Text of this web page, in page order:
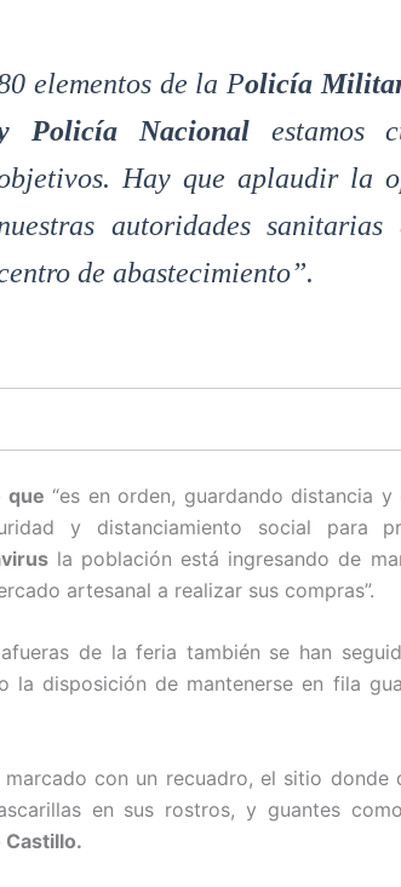
elementos de la Policía
Policía Nacionalestamos
Hay que aplaudir la
autoridades
de abastecimiento”.
que “es en orden, guardando distancia
y distanciamiento social para
la población está ingresando de
artesanal a realizar sus compras”.
de la feria también se han
la disposición de mantenerse en fila
marcado con un recuadro, el sitio donde
en sus rostros, y guantes
Castillo.